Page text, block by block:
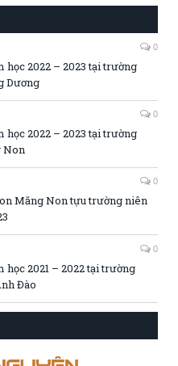
0
học 2022 – 2023 tại trường
Dương
0
học 2022 – 2023 tại trường
Non
0
Măng Non tựu trường niên
0
học 2021 – 2022 tại trường
Đào